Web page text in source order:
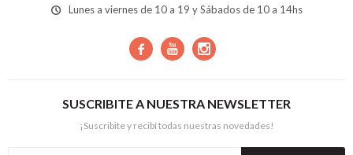
Lunes a viernes de 10 a 19 y Sábados de 10 a 14hs
  
SUSCRIBITE A NUESTRA NEWSLETTER
¡Suscribite y recibí todas nuestras novedades!